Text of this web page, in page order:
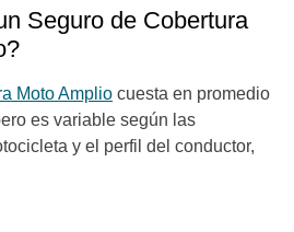
Seguro de Cobertura
Moto Amplio cuesta en promedio
es variable según las
y el perfil del conductor,